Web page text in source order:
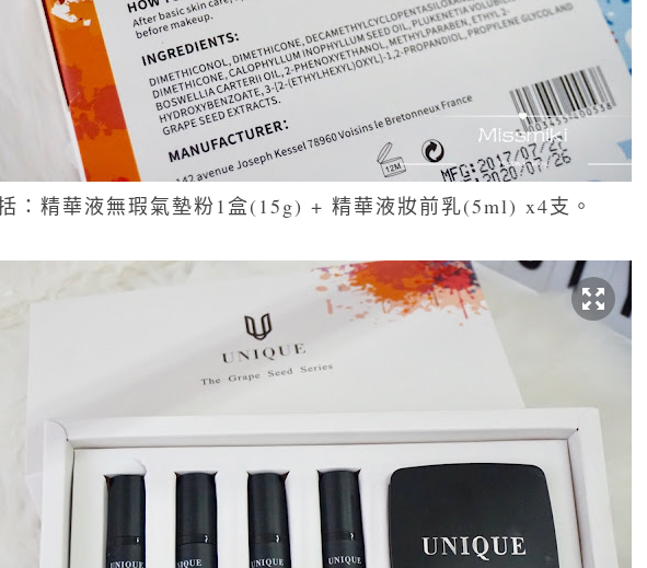
：精華液無瑕氣墊粉1盒(15g) + 精華液妝前乳(5ml) x4支。